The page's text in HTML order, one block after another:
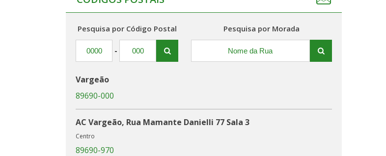
Pesquisa por Código Postal
-
Pesquisa por Morada
Vargeão
89690-000
AC Vargeão, Rua Mamante Danielli 77 Sala 3
Centro
89690-970